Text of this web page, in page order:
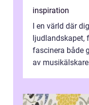
inspiration
I en värld där
ljudlandskapet,
fascinera både
av